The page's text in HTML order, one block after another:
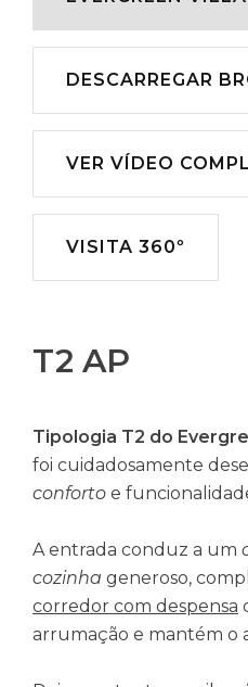
DESCARREGAR
VER VÍDEO
Reproduzir
VISITA 360º
T2 AP
Tipologia T2 do
foi cuidadosamente
conforto e
A entrada conduz a um
cozinha generoso,
corredor com despensa
arrumação e mantém o